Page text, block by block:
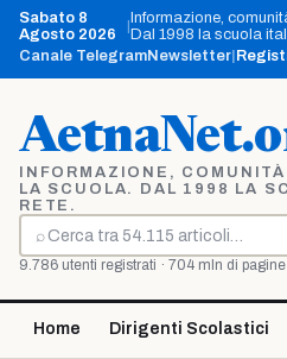
Vai
contenuto
Sabato 8
Agosto 2026
Informazione,
Dal 1998 la scuola
Canale TelegramNewsletter
INFORMAZIONE,
LA SCUOLA. DAL 1998 LA
RETE.
⌕
Cerca
9.786 utenti registrati · 704 mln di
Home Dirigenti Scolastici